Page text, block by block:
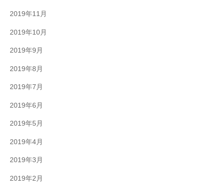
2019年11月
2019年10月
2019年9月
2019年8月
2019年7月
2019年6月
2019年5月
2019年4月
2019年3月
2019年2月